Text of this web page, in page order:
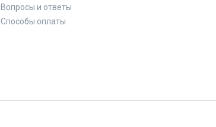
Вопросы и ответы
Способы оплаты